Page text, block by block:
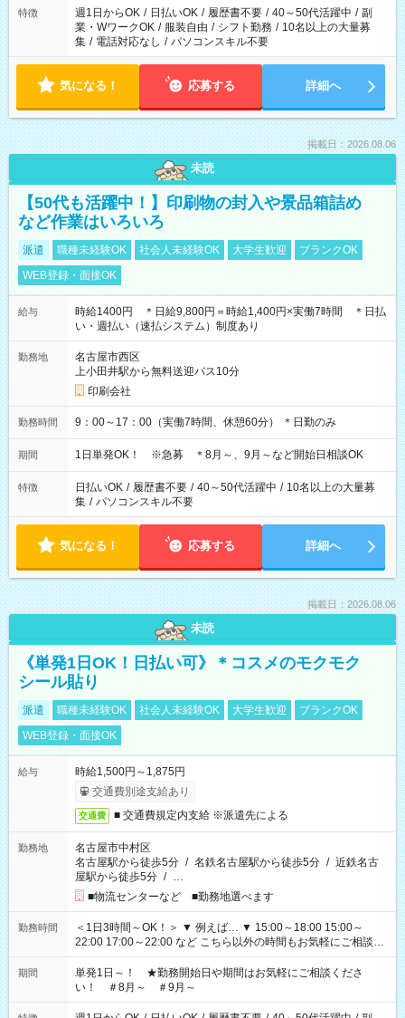
特徴 週1日からOK / 日払いOK / 履歴書不要 / 40～50代活躍中 / 副
業・WワークOK / 服装自由 / シフト勤務 / 10名以上の大量募
集 / 電話対応なし / パソコンスキル不要
気になる！ 応募する 詳細へ
掲載日：2026.08.06
未読
【50代も活躍中！】印刷物の封入や景品箱詰め
など作業はいろいろ
派遣 職種未経験OK 社会人未経験OK 大学生歓迎
ブランクOK
WEB登録・面接OK
給与
時給1400円 ＊日給9,800円＝時給1,400円×実働7時間 ＊日払
い・週払い（速払システム）制度あり
勤務地
名古屋市西区
上小田井駅から無料送迎バス10分
印刷会社
勤務時間 9：00～17：00（実働7時間、休憩60分） ＊日勤のみ
期間 1日単発OK！ ※急募 ＊8月～、9月～など開始日相談OK
特徴 日払いOK / 履歴書不要 / 40～50代活躍中 / 10名以上の大量募
集 / パソコンスキル不要
気になる！ 応募する 詳細へ
掲載日：2026.08.06
未読
《単発1日OK！日払い可》＊コスメのモクモク
シール貼り
派遣 職種未経験OK 社会人未経験OK 大学生歓迎
ブランクOK
WEB登録・面接OK
給与
時給1,500円～1,875円
交通費別途支給あり
交通費 ■ 交通費規定内支給 ※派遣先による
勤務地
名古屋市中村区
名古屋駅から徒歩5分 / 名鉄名古屋駅から徒歩5分 / 近鉄名古
屋駅から徒歩5分 / …
■物流センターなど ■勤務地選べます
勤務時間
＜1日3時間～OK！＞ ▼ 例えば… ▼ 15:00～18:00 15:00～
22:00 17:00～22:00 など こちら以外の時間もお気軽にご相談く
ださい！
期間
単発1日～！ ★勤務開始日や期間はお気軽にご相談くださ
い！ ＃8月～ ＃9月～